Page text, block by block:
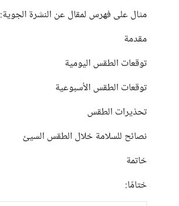
مثال على فهرس لمقال عن النشرة الجوية:
مقدمة
توقعات الطقس اليومية
توقعات الطقس الأسبوعية
تحذيرات الطقس
نصائح للسلامة خلال الطقس السيئ
خاتمة
ختامًا: